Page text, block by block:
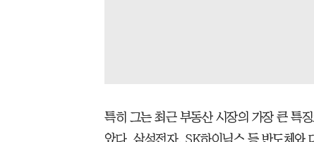
특히 그는 최근 부동산 시장의 가장 큰 특
았다. 삼성전자, SK하이닉스 등 반도체와